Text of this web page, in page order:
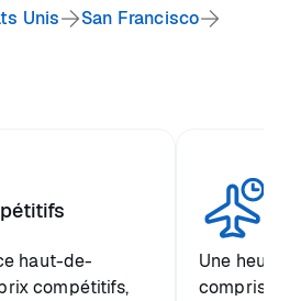
Unis
San Francisco
haut-de-
compétitifs,
Une heure
comprise